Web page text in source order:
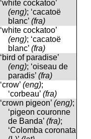
‘white cockatoo’
(eng); ‘cacatoë
blanc’ (fra)
‘white cockatoo’
(eng); ‘cacatoë
blanc’ (fra)
‘bird of paradise’
(eng); ‘oiseau de
paradis’ (fra)
‘crow’ (eng);
‘corbeau’ (fra)
‘crown pigeon’ (eng);
‘pigeon couronne
de Banda’ (fra);
‘Colomba coronata